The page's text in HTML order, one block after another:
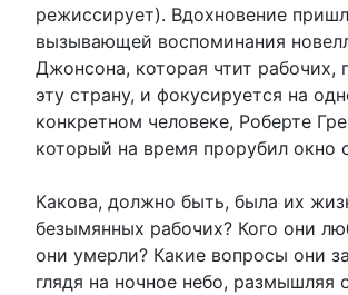
режиссирует). Вдохновение
вызывающей воспоминания
Джонсона, которая чтит рабочих,
эту страну, и фокусируется на
конкретном человеке, Роберте
который на время прорубил окно
Какова, должно быть, была их
безымянных рабочих? Кого они
они умерли? Какие вопросы они
глядя на ночное небо, размышляя